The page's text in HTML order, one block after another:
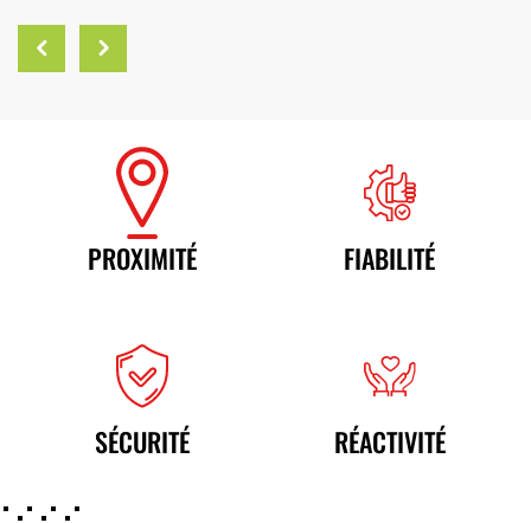
PROXIMITÉ FIABILITÉ
SÉCURITÉ RÉACTIVITÉ